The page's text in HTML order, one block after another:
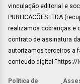
vinculação editorial e
PUBLICACÕES LTDA
realizamos cobranças e
contrato de assinatura
autorizamos terceiros a
conteúdo digital “https://
Política de